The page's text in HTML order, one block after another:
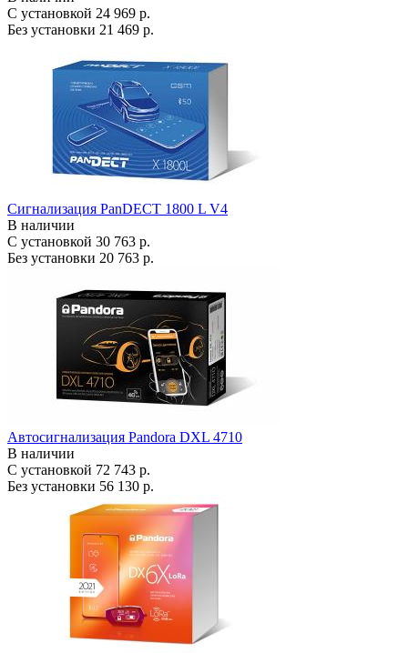
С установкой 24 969 р.
Без установки 21 469 р.
Сигнализация PanDECT 1800 L V4
В наличии
С установкой 30 763 р.
Без установки 20 763 р.
Автосигнализация Pandora DXL 4710
В наличии
С установкой 72 743 р.
Без установки 56 130 р.